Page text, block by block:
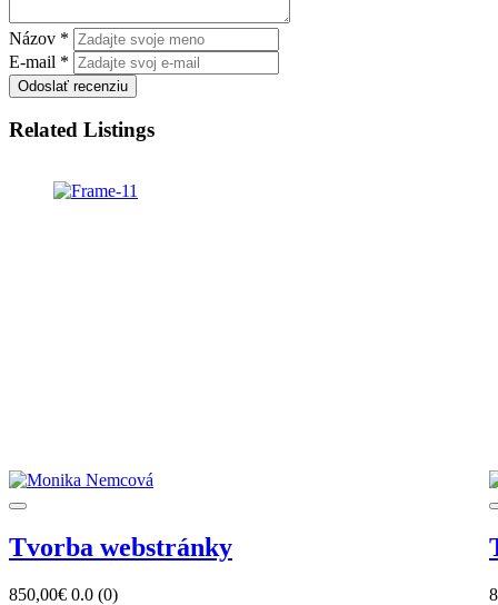
Názov *
E-mail *
Odoslať recenziu
Related Listings
Tvorba webstránky
850,00€ 0.0 (0)